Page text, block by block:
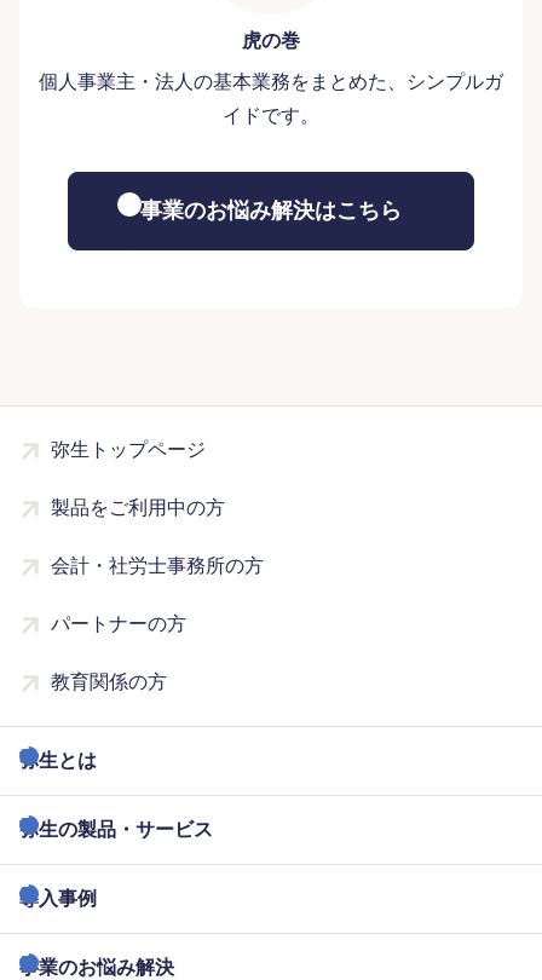
虎の巻
個人事業主・法人の基本業務をまとめた、シンプルガ
イドです。
事業のお悩み解決はこちら
弥生トップページ
製品をご利用中の方
会計・社労士事務所の方
パートナーの方
教育関係の方
弥生とは
弥生の製品・サービス
導入事例
事業のお悩み解決